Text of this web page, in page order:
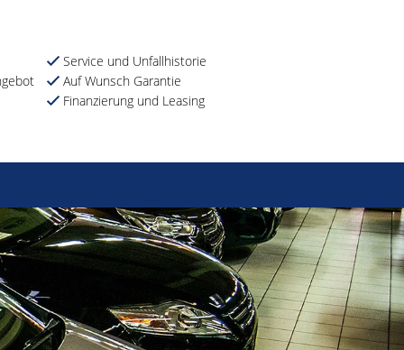
Service und Unfallhistorie
Auf Wunsch Garantie
Finanzierung und Leasing